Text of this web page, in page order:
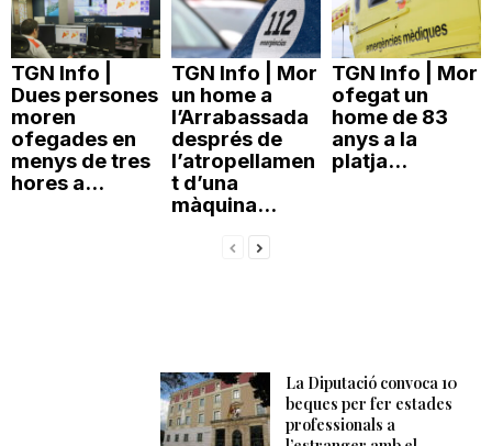
TGN Info |
Dues persones
moren
ofegades en
menys de tres
hores a...
TGN Info | Mor
un home a
l’Arrabassada
després de
l’atropellamen
t d’una
màquina...
TGN Info | Mor
ofegat un
home de 83
anys a la
platja...